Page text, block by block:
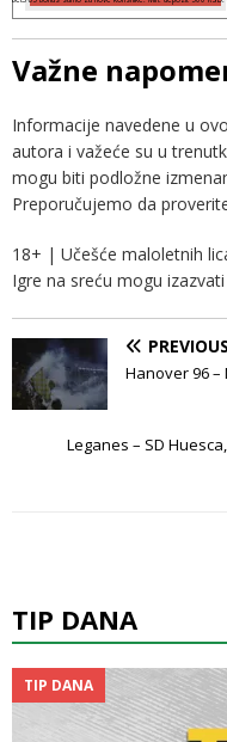
Važne
Informacije navedene u
autora i važeće su u
mogu biti podložne
Preporučujemo da
18+ | Učešće maloletnih
Igre na sreću mogu
PREVIOUS
Hanover 96 –
Leganes – SD
TIP DANA
TIP DANA